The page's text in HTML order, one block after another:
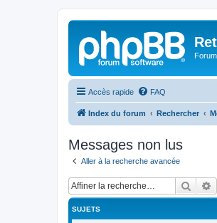
Accès rapide FAQ
Index du forum Rechercher
Messages non lus
Aller à la recherche avancée
SUJETS